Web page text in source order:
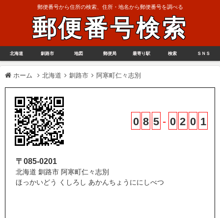
郵便番号から住所の検索、住所・地名から郵便番号を調べる
郵便番号検索
北海道 釧路市 地図 郵便局 最寄り駅 検索 ＳＮＳ
ホーム 北海道 釧路市 阿寒町仁々志別
0 8 5 - 0 2 0 1
〒085-0201
北海道 釧路市 阿寒町仁々志別
ほっかいどう くしろし あかんちょうににしべつ